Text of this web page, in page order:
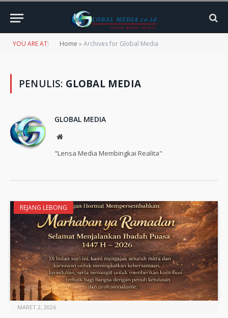
YOU ARE AT: Home »Archives for Global Media
PENULIS: GLOBAL MEDIA
GLOBAL MEDIA
Website
"Lensa Media Membingkai Realita"
REJANG LEBONG
MARET 2, 2026